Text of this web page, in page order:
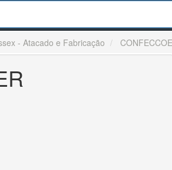
- Atacado e Fabricação